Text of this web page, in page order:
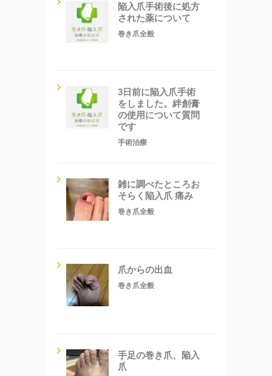
陥入爪手術後に処方
された薬について
巻き爪全般
3日前に陥入爪手術
をしました。絆創膏
の使用について質問
です
手術治療
雑に調べたところお
そらく陥入爪 痛み
巻き爪全般
爪からの出血
巻き爪全般
手足の巻き爪、陥入
爪